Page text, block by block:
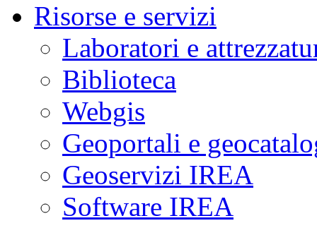
Risorse e servizi
Laboratori e
Biblioteca
Webgis
Geoportali e
Geoservizi IREA
Software IREA